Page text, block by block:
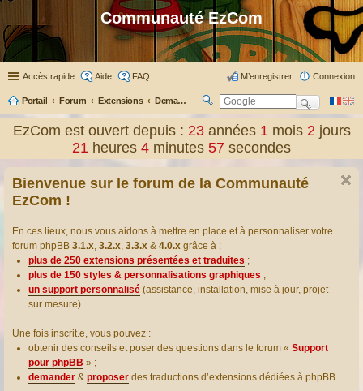
Communauté EzCom
Accès rapide Aide FAQ Connexion
M’enregistrer
Portail Forum Extensions Demander ou proposer des traductions d’extensions
ec
er
EzCom est ouvert depuis : 23 années1 mois2 jours
21 heures 4 minutes 58 secondes
Bienvenue sur le forum de la Communauté
EzCom !
En ces lieux, nous vous aidons à mettre en place et à personnaliser votre
forum phpBB 3.1.x, 3.2.x, 3.3.x & 4.0.x grâce à :
plus de 250 extensions présentées et traduites ;
plus de 150 styles & personnalisations graphiques ;
un support personnalisé (assistance, installation, mise à jour, projet
sur mesure).
Une fois inscrit.e, vous pouvez :
obtenir des conseils et poser des questions dans le forum « Support
pour phpBB » ;
demander & proposer des traductions d’extensions dédiées à phpBB.